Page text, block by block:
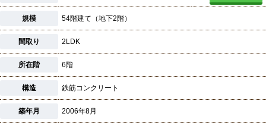
規模 54階建て（地下2階）
間取り 2LDK
所在階 6階
構造 鉄筋コンクリート
築年月 2006年8月